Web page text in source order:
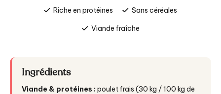
Riche en protéines Sans céréales
Viande fraîche
Ingrédients
Viande & protéines : poulet frais (30 kg / 100 kg de